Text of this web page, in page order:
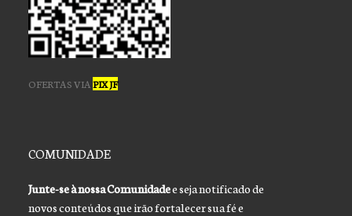
OFERTAS VIA PIX JF
COMUNIDADE
Junte-se à nossa Comunidadee seja notificado de
novos conteúdos que irão fortalecer sua fé e